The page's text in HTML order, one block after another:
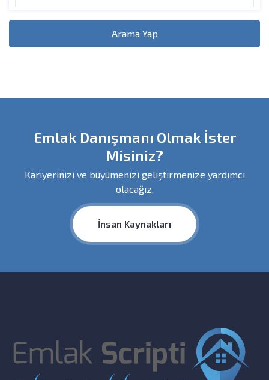
Arama Yap
Emlak Danışmanı Olmak İster
Misiniz?
Kariyerinizi ve büyümenizi geliştirmenize yardımcı
olacağız.
İnsan Kaynakları